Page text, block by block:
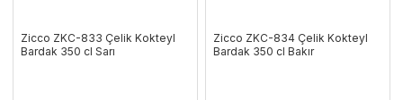
Zicco ZKC-833 Çelik Kokteyl
Bardak 350 cl Sarı
Zicco ZKC-834 Çelik Kokteyl
Bardak 350 cl Bakır